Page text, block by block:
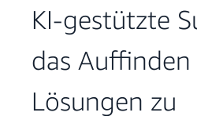
KI-gestützte
das Auffinden
Lösungen zu